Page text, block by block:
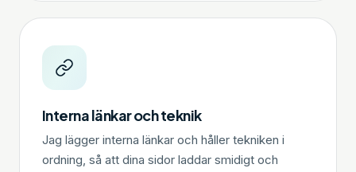
Interna länkar och teknik
Jag lägger interna länkar och håller tekniken i
ordning, så att dina sidor laddar smidigt och